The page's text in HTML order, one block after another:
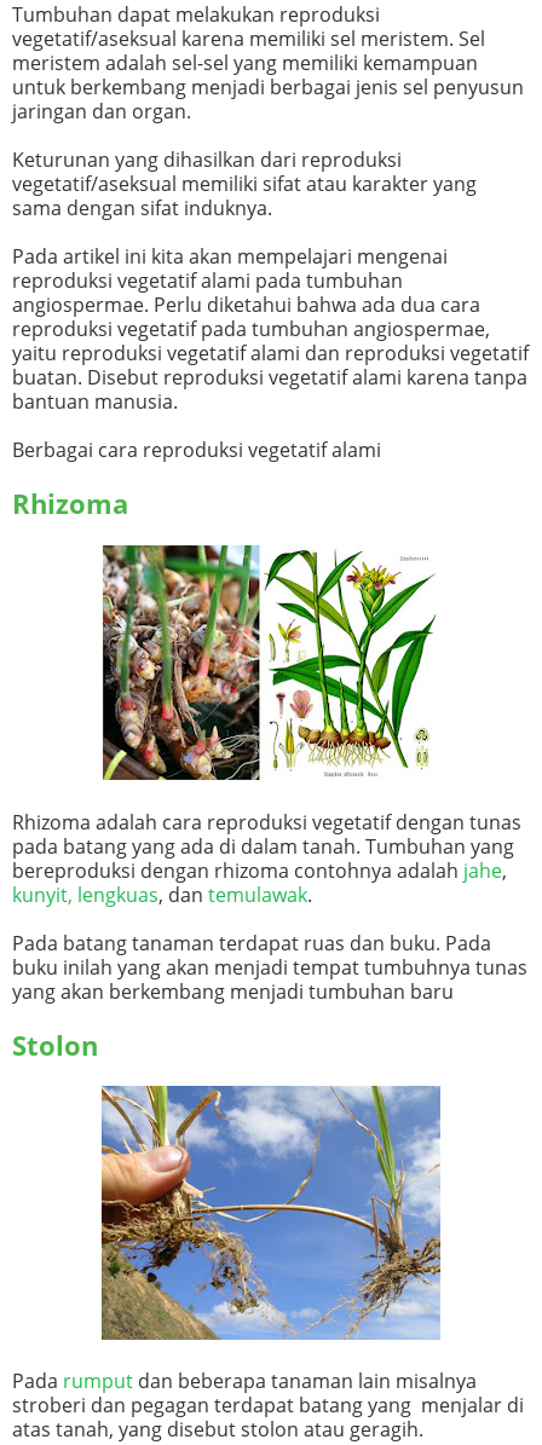
Tumbuhan dapat melakukan reproduksi
vegetatif/aseksual karena memiliki sel meristem. Sel
meristem adalah sel-sel yang memiliki kemampuan
untuk berkembang menjadi berbagai jenis sel penyusun
jaringan dan organ.
Keturunan yang dihasilkan dari reproduksi
vegetatif/aseksual memiliki sifat atau karakter yang
sama dengan sifat induknya.
Pada artikel ini kita akan mempelajari mengenai
reproduksi vegetatif alami pada tumbuhan
angiospermae. Perlu diketahui bahwa ada dua cara
reproduksi vegetatif pada tumbuhan angiospermae,
yaitu reproduksi vegetatif alami dan reproduksi vegetatif
buatan. Disebut reproduksi vegetatif alami karena tanpa
bantuan manusia.
Berbagai cara reproduksi vegetatif alami
Rhizoma
Rhizoma adalah cara reproduksi vegetatif dengan tunas
pada batang yang ada di dalam tanah. Tumbuhan yang
bereproduksi dengan rhizoma contohnya adalah jahe,
kunyit, lengkuas, dan temulawak.
Pada batang tanaman terdapat ruas dan buku. Pada
buku inilah yang akan menjadi tempat tumbuhnya tunas
yang akan berkembang menjadi tumbuhan baru
Stolon
Pada rumput dan beberapa tanaman lain misalnya
stroberi dan pegagan terdapat batang yang menjalar di
atas tanah, yang disebut stolon atau geragih.